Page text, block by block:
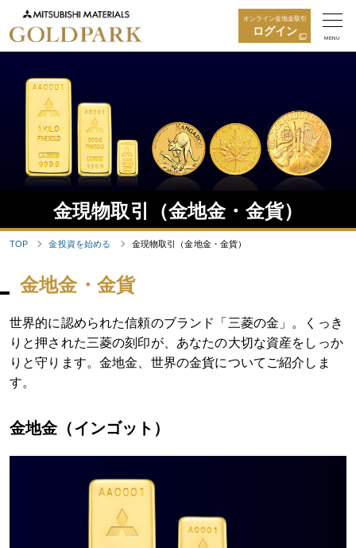
オンライン金地金取引
ログイン
MENU
金現物取引（金地金・金貨）
TOP 金投資を始める 金現物取引（金地金・金貨）
金地金・金貨
世界的に認められた信頼のブランド「三菱の金」。くっき
りと押された三菱の刻印が、あなたの大切な資産をしっか
りと守ります。金地金、世界の金貨についてご紹介しま
す。
金地金（インゴット）